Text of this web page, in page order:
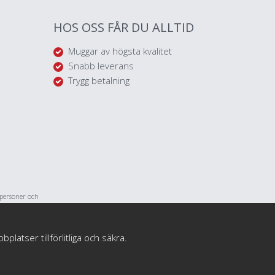
HOS OSS FÅR DU ALLTID
Muggar av högsta kvalitet
Snabb leverans
Trygg betalning
och
personliga
tillförlitliga och säkra.